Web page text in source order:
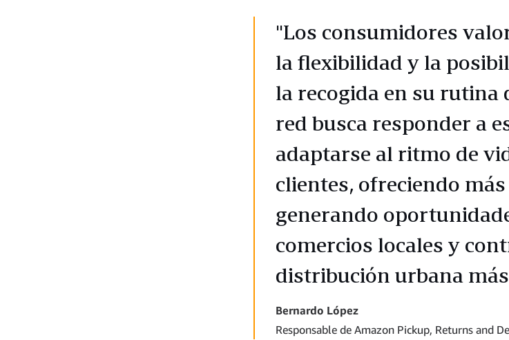
"Los consumidores
la flexibilidad y la
la recogida en su rutina
red busca responder a
adaptarse al ritmo de
clientes, ofreciendo
generando
comercios locales y
distribución urbana
Bernardo López
Responsable de Amazon Pickup, Returns and